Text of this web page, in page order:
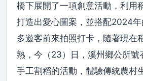
橋下展開了一項創意活動，利用
打造出愛心圖案，並搭配2024
多遊客前來拍照打卡，隨著現在
熟，今（23）日，溪州鄉公所號
手工割稻的活動，體驗傳統農村